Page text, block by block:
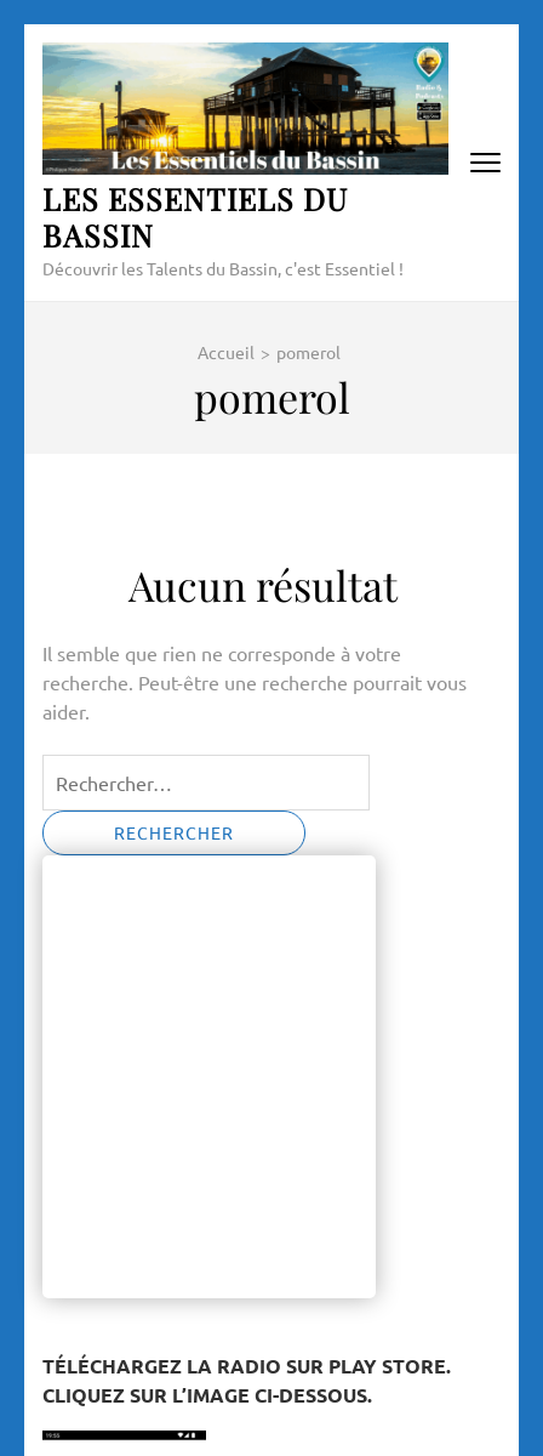
Aller
contenu
(Pressez
Entrée)
LES ESSENTIELS DU
BASSIN
Découvrir les Talents du Bassin, c'est Essentiel !
Accueil > pomerol
pomerol
Aucun résultat
Il semble que rien ne corresponde à votre
recherche. Peut-être une recherche pourrait vous
aider.
TÉLÉCHARGEZ LA RADIO SUR PLAY STORE.
CLIQUEZ SUR L’IMAGE CI-DESSOUS.